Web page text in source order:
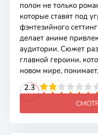
полон не только
которые ставят под
фэнтезийного
делает аниме
аудитории. Сюжет
главной героини,
новом мире,
2.3
4 5 6 7 8 9 10